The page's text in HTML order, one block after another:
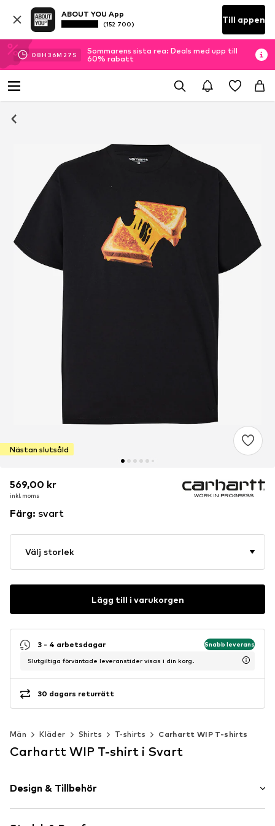
ABOUT YOU App
(152 700) Till appen
08H 36M 26 S
Sommarens sista rea: Deals med upp till
60% rabatt
Nästan slutsåld
569,00 kr
inkl. moms
569,00 kr
inkl. moms
Färg: svart
Välj storlek
Lägg till i varukorgen
3 - 4 arbetsdagar Snabb leverans
Slutgiltiga förväntade leveranstider visas i din korg.
30 dagars returrätt
Män Kläder Shirts T-shirts Carhartt WIP T-shirts
Carhartt WIP T-shirt i Svart
Design & Tillbehör